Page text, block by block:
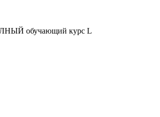
обучающий курс L